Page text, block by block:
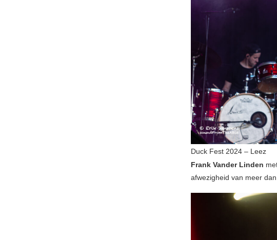
Duck Fest 2024 – Leez
Frank Vander Linden
afwezigheid van meer dan